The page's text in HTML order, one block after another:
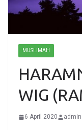
MUSLIMAH
WIG
6 April 2020